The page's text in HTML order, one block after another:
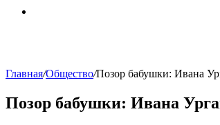
Главная/Общество/Позор бабушки: Ивана
Позор бабушки: Ивана